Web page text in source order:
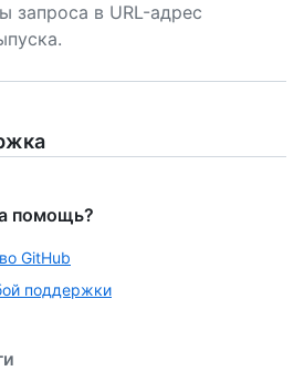
запроса в URL-адрес
помощь?
GitHub
поддержки